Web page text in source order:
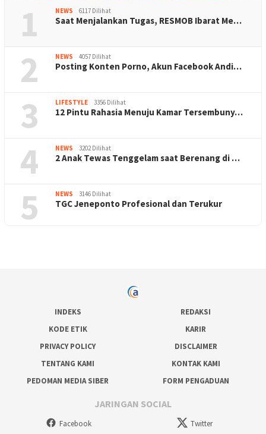
1 NEWS 6117 Dilihat
Saat Menjalankan Tugas, RESMOB Ibarat Me…
2 NEWS 4057 Dilihat
Posting Konten Porno, Akun Facebook Andi…
3 LIFESTYLE 3356 Dilihat
12 Pintu Rahasia Menuju Kamar Tersembuny…
4 NEWS 3202 Dilihat
2 Anak Tewas Tenggelam saat Berenang di …
5 NEWS 3146 Dilihat
TGC Jeneponto Profesional dan Terukur
INDEKS
REDAKSI
KODE ETIK
KARIR
PRIVACY POLICY
DISCLAIMER
TENTANG KAMI
KONTAK KAMI
PEDOMAN MEDIA SIBER
FORM PENGADUAN
JARINGAN SOCIAL
Facebook Twitter